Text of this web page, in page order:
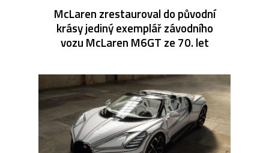
McLaren zrestauroval do původní
krásy jediný exemplář závodního
vozu McLaren M6GT ze 70. let